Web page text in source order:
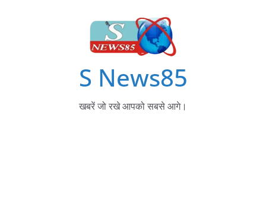
S News85
खबरें जो रखे आपको सबसे आगे।